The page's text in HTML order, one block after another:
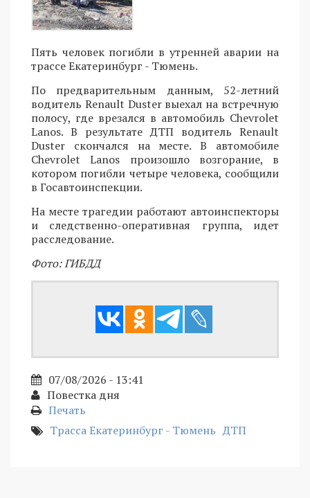
Пять человек погибли в утренней аварии на
трассе Екатеринбург - Тюмень.
По предварительным данным, 52-летний
водитель Renault Duster выехал на встречную
полосу, где врезался в автомобиль Chevrolet
Lanos. В результате ДТП водитель Renault
Duster скончался на месте. В автомобиле
Chevrolet Lanos произошло возгорание, в
котором погибли четыре человека, сообщили
в Госавтоинспекции.
На месте трагедии работают автоинспекторы
и следственно-оперативная группа, идет
расследование.
Фото: ГИБДД
07/08/2026 - 13:41
Повестка дня
Печать
Трасса Екатеринбург - Тюмень ДТП